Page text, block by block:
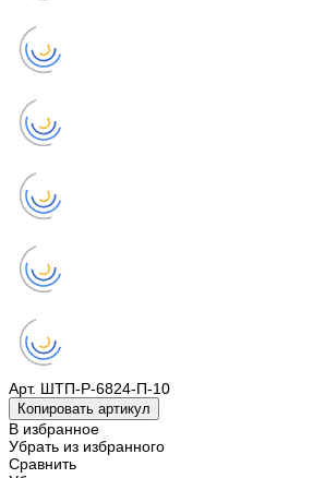
Арт. ШТП-Р-6824-П-10
Копировать артикул
В избранное
Убрать из избранного
Сравнить